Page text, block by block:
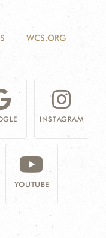
WCS.ORG
INSTAGRAM
YOUTUBE